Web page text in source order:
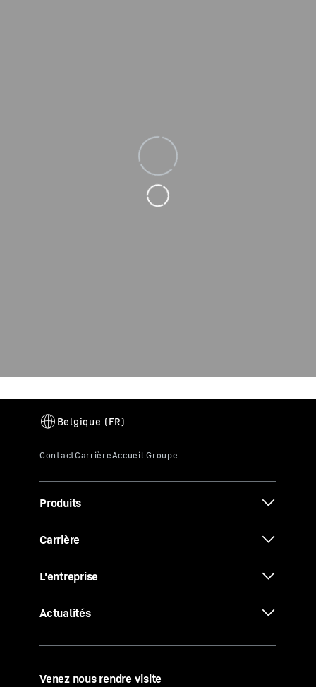
Loading
Produits
Carrière
L'entreprise
Actualités
Venez nous rendre visite